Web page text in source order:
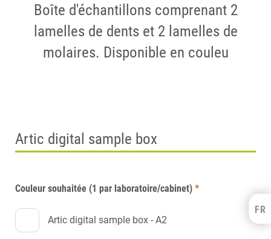
FR
Boîte d'échantillons comprenant 2
lamelles de dents et 2 lamelles de
molaires. Disponible en couleu
Artic digital sample box
Couleur souhaitée (1 par laboratoire/cabinet) *
Artic digital sample box - A2